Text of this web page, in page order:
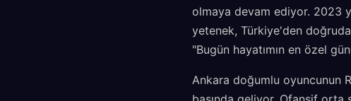
olmaya devam ediyor. 2023
yetenek, Türkiye'den
"Bugün hayatımın en özel
Ankara doğumlu oyuncunun